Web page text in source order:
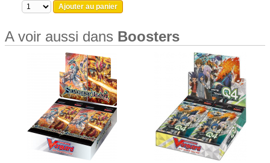
Ajouter au panier
A voir aussi dans Boosters